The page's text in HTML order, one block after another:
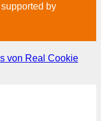
by
von Real Cookie